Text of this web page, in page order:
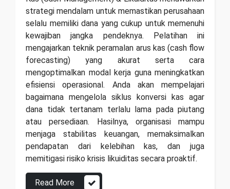
strategi mendalam untuk memastikan perusahaan
selalu memiliki dana yang cukup untuk memenuhi
kewajiban jangka pendeknya. Pelatihan ini
mengajarkan teknik peramalan arus kas (cash flow
forecasting) yang akurat serta cara
mengoptimalkan modal kerja guna meningkatkan
efisiensi operasional. Anda akan mempelajari
bagaimana mengelola siklus konversi kas agar
dana tidak tertanam terlalu lama pada piutang
atau persediaan. Hasilnya, organisasi mampu
menjaga stabilitas keuangan, memaksimalkan
pendapatan dari kelebihan kas, dan juga
memitigasi risiko krisis likuiditas secara proaktif.
Read More